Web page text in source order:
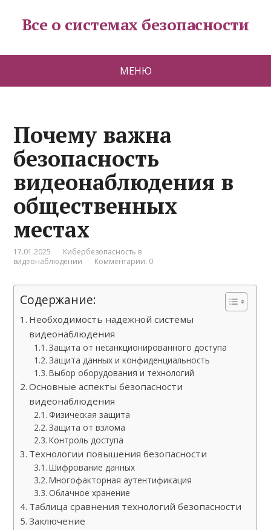
Все о системах безопасности
МЕНЮ
Почему важна
безопасность
видеонаблюдения в
общественных
местах
17.01.2025
Кибербезопасность в
видеонаблюдении
Комментарии: 0
Содержание:
Необходимость надежной системы
видеонаблюдения
Защита от несанкционированного доступа
Защита данных и конфиденциальность
Выбор оборудования и технологий
Основные аспекты безопасности
видеонаблюдения
Физическая защита
Защита от взлома
Контроль доступа
Технологии повышения безопасности
Шифрование данных
Многофакторная аутентификация
Облачное хранение
Таблица сравнения технологий безопасности
Заключение